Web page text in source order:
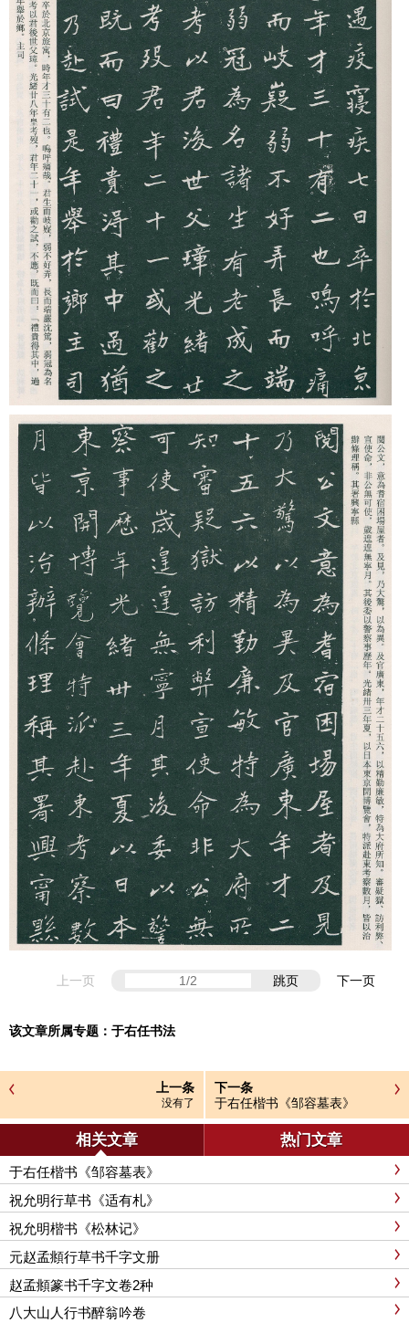
上一页 跳页 下一页
该文章所属专题： 于右任书法
上一条
没有了
下一条
于右任楷书《邹容墓表》
相关文章 热门文章
于右任楷书《邹容墓表》
祝允明行草书《适有札》
祝允明楷书《松林记》
元赵孟頫行草书千字文册
赵孟頫篆书千字文卷2种
八大山人行书醉翁吟卷